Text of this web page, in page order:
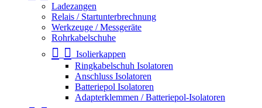
Ladezangen
Relais / Startunterbrechnung
Werkzeuge / Messgeräte
Rohrkabelschuhe
Isolierkappen
Ringkabelschuh Isolatoren
Anschluss Isolatoren
Batteriepol Isolatoren
Adapterklemmen / Batteriepol-Isolatoren